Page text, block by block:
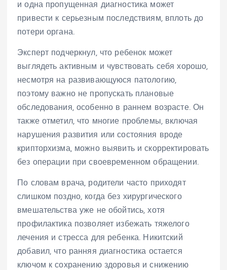
и одна пропущенная диагностика может
привести к серьезным последствиям, вплоть до
потери органа.
Эксперт подчеркнул, что ребенок может
выглядеть активным и чувствовать себя хорошо,
несмотря на развивающуюся патологию,
поэтому важно не пропускать плановые
обследования, особенно в раннем возрасте. Он
также отметил, что многие проблемы, включая
нарушения развития или состояния вроде
крипторхизма, можно выявить и скорректировать
без операции при своевременном обращении.
По словам врача, родители часто приходят
слишком поздно, когда без хирургического
вмешательства уже не обойтись, хотя
профилактика позволяет избежать тяжелого
лечения и стресса для ребенка. Никитский
добавил, что ранняя диагностика остается
ключом к сохранению здоровья и снижению